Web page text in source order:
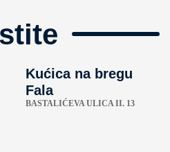
Kućica na bregu
Fala
BASTALIĆEVA ULICA II. 13